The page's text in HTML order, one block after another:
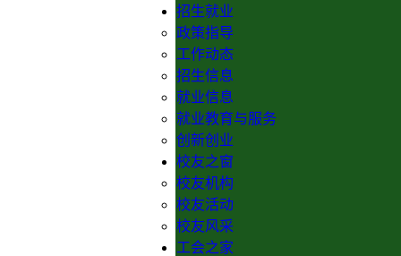
招生就业
政策指导
工作动态
招生信息
就业信息
就业教育与服务
创新创业
校友之窗
校友机构
校友活动
校友风采
工会之家